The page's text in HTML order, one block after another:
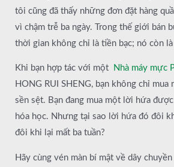
tôi cũng đã thấy những đơn đặt hàng
vì chậm trễ ba ngày. Trong thế giới bán
thời gian không chỉ là tiền bạc; nó còn
Khi bạn hợp tác với một Nhà máy mực
HONG RUI SHENG, bạn không chỉ
sền sệt. Bạn đang mua một lời hứa
hóa học. Nhưng tại sao lời hứa đó đôi
đôi khi lại mất ba tuần?
Hãy cùng vén màn bí mật về dây